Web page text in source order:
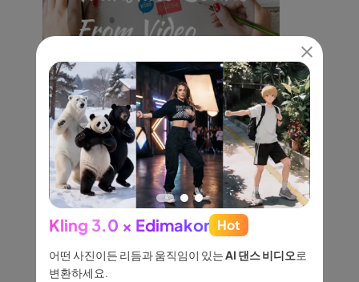
동영상의 오디오를 무료로 번역하는 방법
레드노트(REDnote) 샤오홍슈 한국어로 사용하기 | 틱톡
Kling 3.0 × Edimakor Hot
어떤 사진이든 리듬과 움직임이 있는AI 댄스 비디오로
변환하세요.